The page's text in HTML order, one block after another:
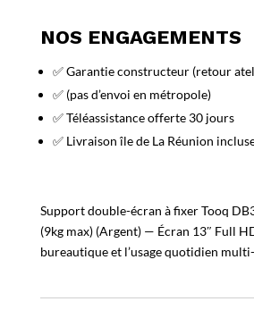
NOS ENGAGEMENTS
✅ Garantie constructeur (retour
✅ (pas d’envoi en métropole)
✅ Téléassistance offerte 30 jours
✅ Livraison île de La Réunion
Support double-écran à fixer Tooq
(9kg max) (Argent) — Écran 13″ Full
bureautique et l’usage quotidien